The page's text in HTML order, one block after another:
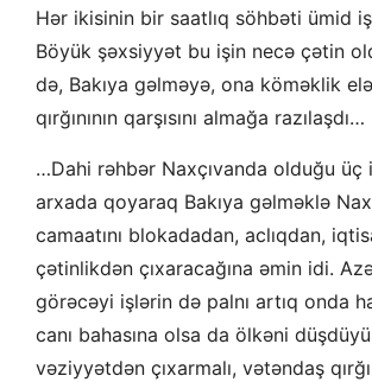
Hər ikisinin bir saatlıq söhbəti ümid
Böyük şəxsiyyət bu işin necə çətin
də, Bakıya gəlməyə, ona köməklik
qırğınının qarşısını almağa
…Dahi rəhbər Naxçıvanda olduğu
arxada qoyaraq Bakıya gəlməklə
camaatını blokadadan, aclıqdan,
çətinlikdən çıxaracağına əmin idi.
görəcəyi işlərin də palnı artıq onda
canı bahasına olsa da ölkəni
vəziyyətdən çıxarmalı, vətəndaş